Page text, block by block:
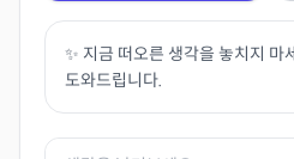
✨ 지금 떠오른 생각을 놓치지 마
도와드립니다.